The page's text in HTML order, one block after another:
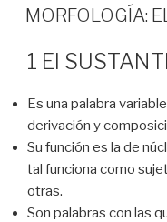
EN
MORFOLOGÍA:
1 El
Es una palabra
derivación y
Su función es la de
tal funciona como
otras.
Son palabras con las